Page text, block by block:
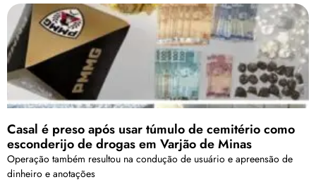
Casal é preso após usar túmulo de cemitério como
esconderijo de drogas em Varjão de Minas
Operação também resultou na condução de usuário e apreensão de
dinheiro e anotações